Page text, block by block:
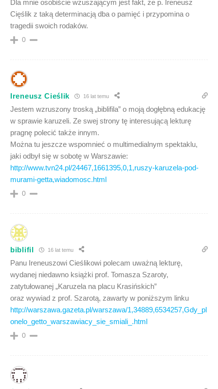
Dla mnie osobiście wzuszającym jest fakt, że p. Ireneusz
Cięślik z taką determinacją dba o pamięć i przypomina o
tragedii swoich rodaków.
0
Ireneusz Cieślik 16 lat temu
Jestem wzruszony troską „biblifila” o moją dogłębną edukację
w sprawie karuzeli. Ze swej strony tę interesującą lekturę
pragnę polecić także innym.
Można tu jeszcze wspomnieć o multimedialnym spektaklu,
jaki odbył się w sobotę w Warszawie:
http://www.tvn24.pl/24467,1661395,0,1,ruszy-karuzela-pod-
murami-getta,wiadomosc.html
0
biblifil 16 lat temu
Panu Ireneuszowi Cieślikowi polecam uważną lekturę,
wydanej niedawno książki prof. Tomasza Szaroty,
zatytułowanej „Karuzela na placu Krasińskich”
oraz wywiad z prof. Szarotą, zawarty w poniższym linku
http://warszawa.gazeta.pl/warszawa/1,34889,6534257,Gdy_pl
onelo_getto_warszawiacy_sie_smiali_.html
0